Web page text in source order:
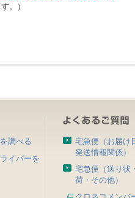
。）
調べる
イバーを
宅急便（お届け
発送情報関係）
宅急便（送り状
荷・その他）